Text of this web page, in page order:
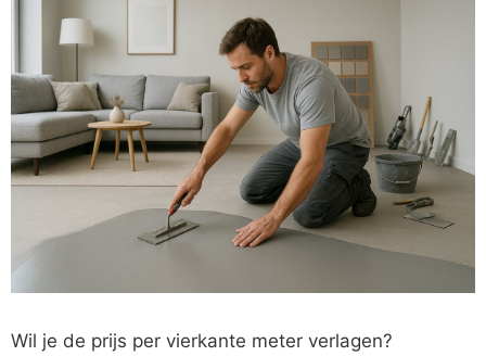
Wil je de prijs per vierkante meter verlagen?